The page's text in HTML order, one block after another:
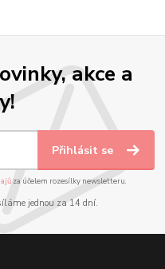
akce a
Přihlásit se
za účelem rozesílky newsletteru.
jednou za 14 dní.